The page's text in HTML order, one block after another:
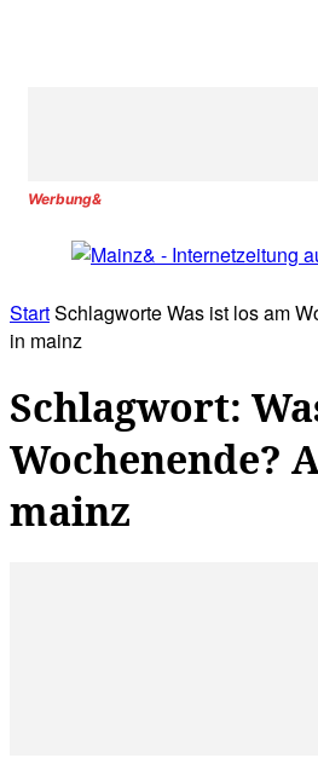
Werbung&
StartSchlagworteWas ist los am
in mainz
Schlagwort:
Wochenende?
mainz